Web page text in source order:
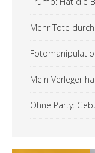
Mehr Tote
Mein Verleger
Ohne Party: